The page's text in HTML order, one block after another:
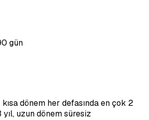
gün
dönem her defasında en çok 2
uzun dönem süresiz